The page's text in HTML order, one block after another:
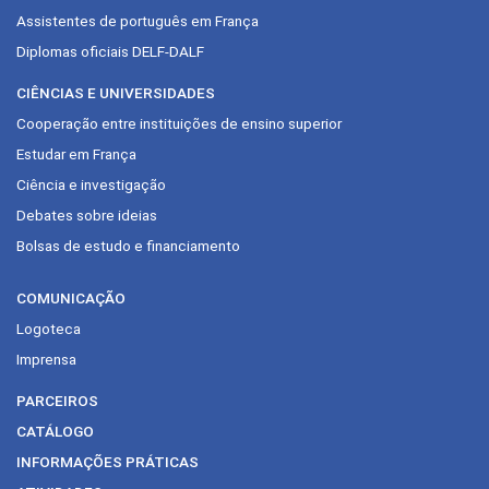
Assistentes de português em França
Diplomas oficiais DELF-DALF
CIÊNCIAS E UNIVERSIDADES
Cooperação entre instituições de ensino superior
Estudar em França
Ciência e investigação
Debates sobre ideias
Bolsas de estudo e financiamento
COMUNICAÇÃO
Logoteca
Imprensa
PARCEIROS
CATÁLOGO
INFORMAÇÕES PRÁTICAS